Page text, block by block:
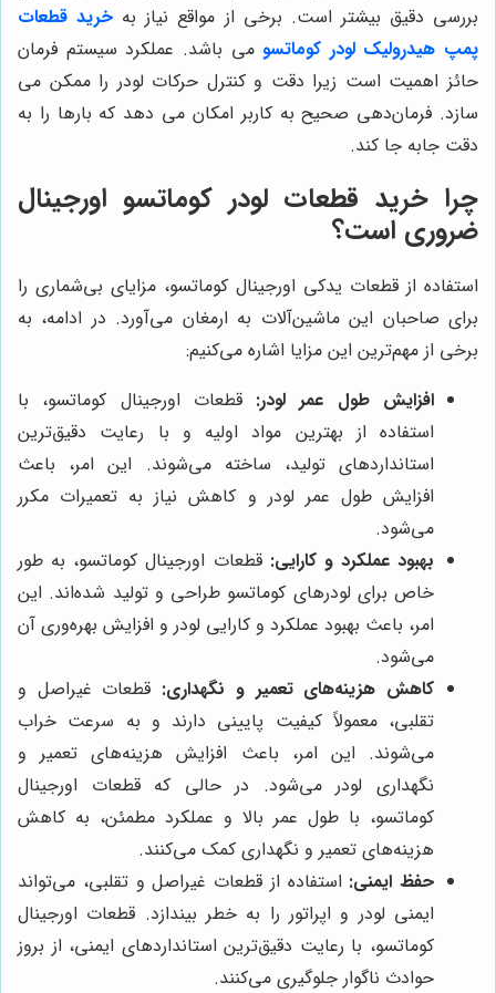
بررسی دقیق بیشتر است. برخی از مواقع نیاز به خرید قطعات
پمپ هیدرولیک لودر کوماتسو می باشد. عملکرد سیستم فرمان
حائز اهمیت است زیرا دقت و کنترل حرکات لودر را ممکن می
سازد. فرمان‌دهی صحیح به کاربر امکان می دهد که بارها را به
دقت جابه جا کند.
چرا خرید قطعات لودر کوماتسو اورجینال
ضروری است؟
استفاده از قطعات یدکی اورجینال کوماتسو، مزایای بی‌شماری را
برای صاحبان این ماشین‌آلات به ارمغان می‌آورد. در ادامه، به
برخی از مهم‌ترین این مزایا اشاره می‌کنیم:
افزایش طول عمر لودر: قطعات اورجینال کوماتسو، با
استفاده از بهترین مواد اولیه و با رعایت دقیق‌ترین
استانداردهای تولید، ساخته می‌شوند. این امر، باعث
افزایش طول عمر لودر و کاهش نیاز به تعمیرات مکرر
می‌شود.
بهبود عملکرد و کارایی: قطعات اورجینال کوماتسو، به طور
خاص برای لودرهای کوماتسو طراحی و تولید شده‌اند. این
امر، باعث بهبود عملکرد و کارایی لودر و افزایش بهره‌وری آن
می‌شود.
کاهش هزینه‌های تعمیر و نگهداری: قطعات غیراصل و
تقلبی، معمولاً کیفیت پایینی دارند و به سرعت خراب
می‌شوند. این امر، باعث افزایش هزینه‌های تعمیر و
نگهداری لودر می‌شود. در حالی که قطعات اورجینال
کوماتسو، با طول عمر بالا و عملکرد مطمئن، به کاهش
هزینه‌های تعمیر و نگهداری کمک می‌کنند.
حفظ ایمنی: استفاده از قطعات غیراصل و تقلبی، می‌تواند
ایمنی لودر و اپراتور را به خطر بیندازد. قطعات اورجینال
کوماتسو، با رعایت دقیق‌ترین استانداردهای ایمنی، از بروز
حوادث ناگوار جلوگیری می‌کنند.